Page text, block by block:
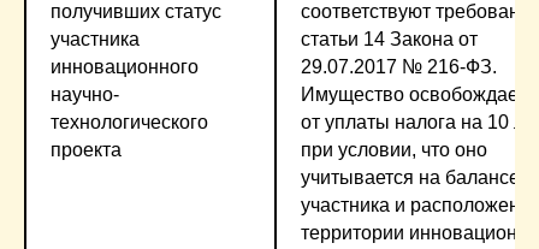
получивших статус
участника
инновационного
научно-
технологического
проекта
соответствуют
статьи 14 Закона от
29.07.2017 № 216-ФЗ.
Имущество
от уплаты налога на 10
при условии, что оно
учитывается на балансе
участника и расположено
территории